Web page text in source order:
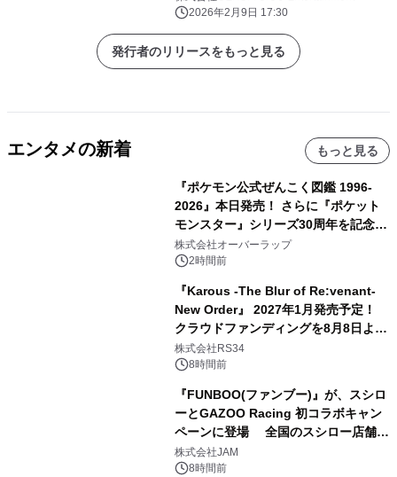
ント体験
2026年2月9日 17:30
発行者のリリースをもっと見る
エンタメの新着 もっと見る
『ポケモン公式ぜんこく図鑑 1996-
2026』本日発売！ さらに『ポケット
モンスター』シリーズ30周年を記念し
た画集『ポケットモンスター ビジュア
ルアートブック』の発売決定！ 2026
株式会社オーバーラップ
2時間前
『Karous -The Blur of Re:venant-
New Order』 2027年1月発売予定！
クラウドファンディングを8月8日より
開始
株式会社RS34
8時間前
『FUNBOO(ファンブー)』が、スシロ
ーとGAZOO Racing 初コラボキャン
ペーンに登場 全国のスシロー店舗で
GR 4車種の FUNBOO(ミニカー)付き
メニューが展開されます
株式会社JAM
8時間前